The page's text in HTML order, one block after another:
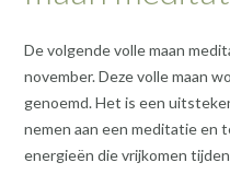
De volgende volle maan
november. Deze volle maan
genoemd. Het is een
nemen aan een meditatie en
energieën die vrijkomen